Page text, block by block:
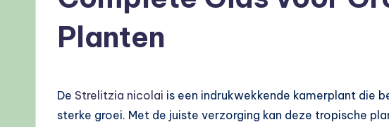
Planten
De Strelitzia nicolai is een indrukwekkende kamerplant die
sterke groei. Met de juiste verzorging kan deze tropische